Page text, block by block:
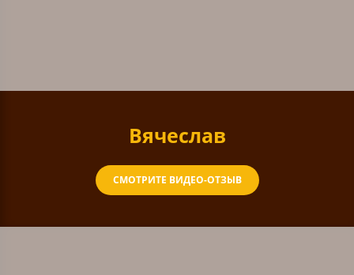
Вячеслав
СМОТРИТЕ ВИДЕО-ОТЗЫВ